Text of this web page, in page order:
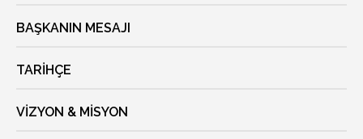
BAŞKANIN MESAJI
TARIHÇE
VIZYON & MISYON